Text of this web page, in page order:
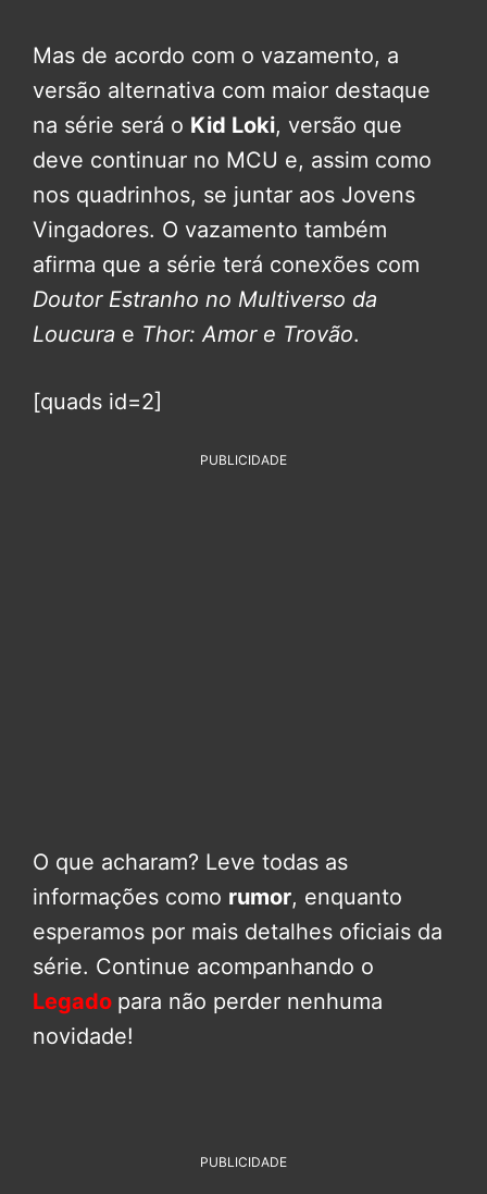
Mas de acordo com o vazamento, a
versão alternativa com maior destaque
na série será o Kid Loki, versão que
deve continuar no MCU e, assim como
nos quadrinhos, se juntar aos Jovens
Vingadores. O vazamento também
afirma que a série terá conexões com
Doutor Estranho no Multiverso da
Loucura e Thor: Amor e Trovão.
[quads id=2]
PUBLICIDADE
O que acharam? Leve todas as
informações como rumor, enquanto
esperamos por mais detalhes oficiais da
série. Continue acompanhando o
Legado para não perder nenhuma
novidade!
PUBLICIDADE